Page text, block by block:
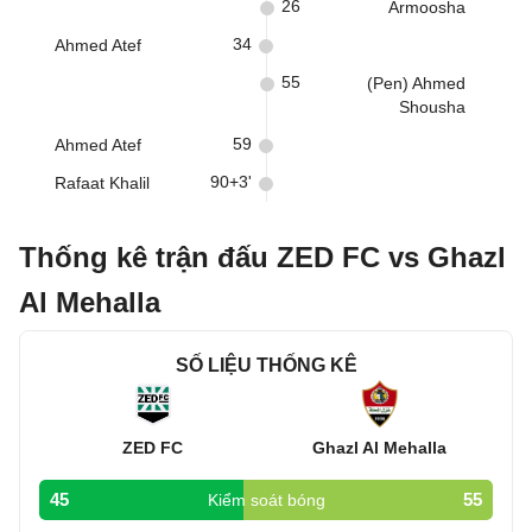
Armoosha
26
Ahmed Atef 34
(Pen) Ahmed
Shousha
55
Ahmed Atef 59
Rafaat Khalil 90+3'
Thống kê trận đấu ZED FC vs Ghazl
Al Mehalla
SỐ LIỆU THỐNG KÊ
ZED FC Ghazl Al Mehalla
45 Kiểm soát bóng 55